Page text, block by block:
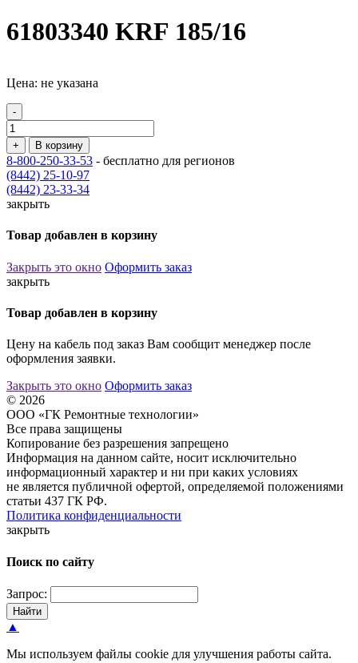
61803340 KRF 185/16
Цена: не указана
-
+ В корзину
8-800-250-33-53 - бесплатно для регионов
(8442) 25-10-97
(8442) 23-33-34
закрыть
Товар добавлен в корзину
Закрыть это окно Оформить заказ
закрыть
Товар добавлен в корзину
Цену на кабель под заказ Вам сообщит менеджер после
оформления заявки.
Закрыть это окно Оформить заказ
© 2026
ООО «ГК Ремонтные технологии»
Все права защищены
Копирование без разрешения запрещено
Информация на данном сайте, носит исключительно
информационный характер и ни при каких условиях
не является публичной офертой, определяемой положениями
статьи 437 ГК РФ.
Политика конфиденциальности
закрыть
Поиск по сайту
Запрос:
Найти
▲
Мы используем файлы cookie для улучшения работы сайта.